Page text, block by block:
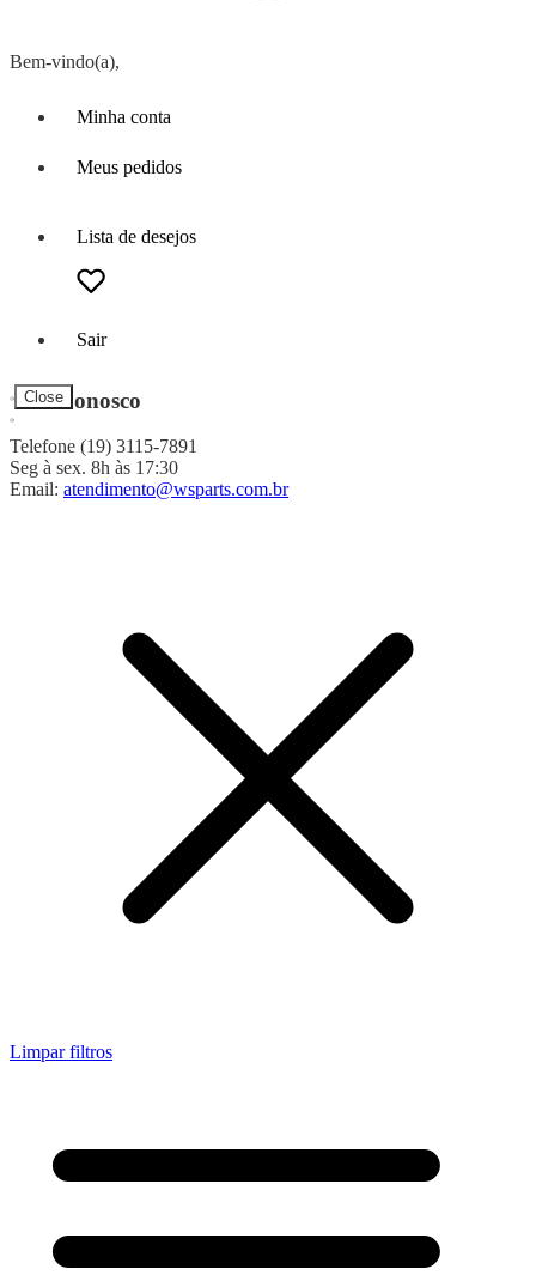
Bem-vindo(a),
Minha conta
Meus pedidos
Lista de desejos
Sair
Close
Fale Conosco
Telefone (19) 3115-7891
Seg à sex. 8h às 17:30
Email: atendimento@wsparts.com.br
Limpar filtros